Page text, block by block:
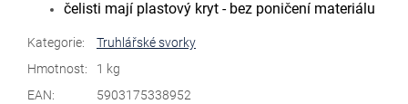
čelisti mají plastový kryt - bez poničení materiálu
Kategorie:
Truhlářské svorky
Hmotnost:
1 kg
EAN: 5903175338952